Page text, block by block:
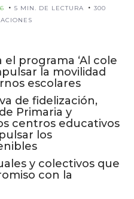
5 MIN. DE LECTURA
300
programa ‘Al cole
la movilidad
escolares
de fidelización,
Primaria y
centros educativos
los
y colectivos que
con la